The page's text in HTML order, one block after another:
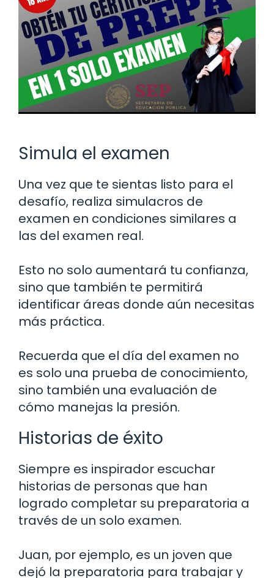
Simula el examen
Una vez que te sientas listo para el
desafío, realiza simulacros de
examen en condiciones similares a
las del examen real.
Esto no solo aumentará tu confianza,
sino que también te permitirá
identificar áreas donde aún necesitas
más práctica.
Recuerda que el día del examen no
es solo una prueba de conocimiento,
sino también una evaluación de
cómo manejas la presión.
Historias de éxito
Siempre es inspirador escuchar
historias de personas que han
logrado completar su preparatoria a
través de un solo examen.
Juan, por ejemplo, es un joven que
dejó la preparatoria para trabajar y